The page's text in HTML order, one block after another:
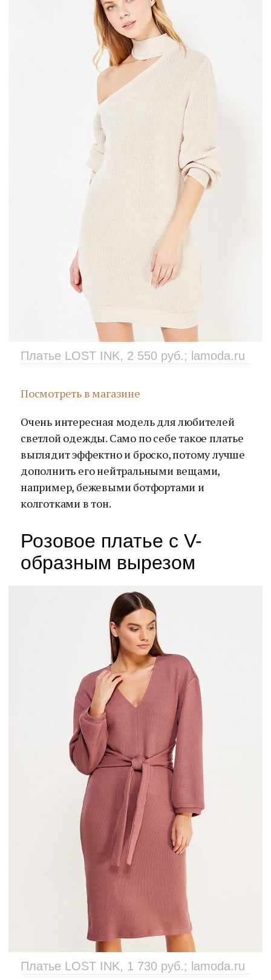
Платье LOST INK, 2 550 руб.; lamoda.ru
Посмотреть в магазине
Очень интересная модель для любителей
светлой одежды. Само по себе такое платье
выглядит эффектно и броско, потому лучше
дополнить его нейтральными вещами,
например, бежевыми ботфортами и
колготками в тон.
Розовое платье с V-
образным вырезом
Платье LOST INK, 1 730 руб.; lamoda.ru